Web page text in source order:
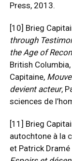
Press, 2013.
[10] Brieg
through
the Age of
British
Capitaine,
devient acteur,
sciences de
[11] Brieg
autochtone à la
et Patrick Dramé